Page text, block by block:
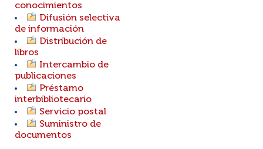
conocimientos
Difusión selectiva
de información
Distribución de
libros
Intercambio de
publicaciones
Préstamo
interbibliotecario
Servicio postal
Suministro de
documentos